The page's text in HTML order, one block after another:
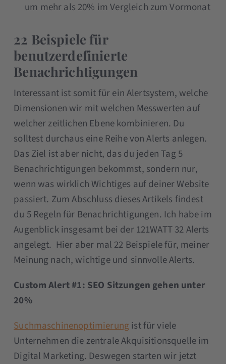
um mehr als 20% im Vergleich zum Vormonat
22 Beispiele für
benutzerdefinierte
Benachrichtigungen
Interessant ist somit für ein Alertsystem, welche
Dimensionen wir mit welchen Messwerten auf
welcher zeitlichen Ebene kombinieren. Du
solltest durchaus eine Reihe von Alerts anlegen.
Das Ziel ist aber nicht, das du jeden Tag 5
Benachrichtigungen bekommst, sondern nur,
wenn was wirklich Wichtiges auf deiner Website
passiert. Zum Abschluss dieses Artikels findest
du 5 Regeln für Benachrichtigungen. Ich habe im
Augenblick insgesamt bei der 121WATT 32 Alerts
angelegt. Hier aber mal 22 Beispiele für, meiner
Meinung nach, wichtige und sinnvolle Alerts.
Custom Alert #1: SEO Sitzungen gehen unter
20%
Suchmaschinenoptimierung ist für viele
Unternehmen die zentrale Akquisitionsquelle im
Digital Marketing. Deswegen starten wir jetzt